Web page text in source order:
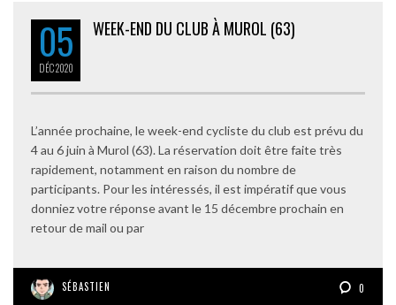
05
DÉC2020
WEEK-END DU CLUB À MUROL (63)
L’année prochaine, le week-end cycliste du club est prévu du
4 au 6 juin à Murol (63). La réservation doit être faite très
rapidement, notamment en raison du nombre de
participants. Pour les intéressés, il est impératif que vous
donniez votre réponse avant le 15 décembre prochain en
retour de mail ou par
SÉBASTIEN 0